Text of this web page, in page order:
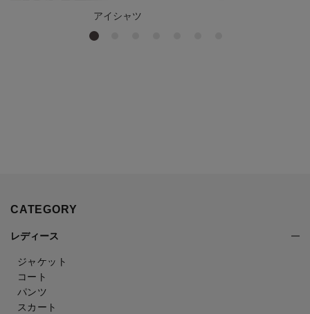
アイシャツ
CATEGORY
レディース
ジャケット
コート
パンツ
スカート